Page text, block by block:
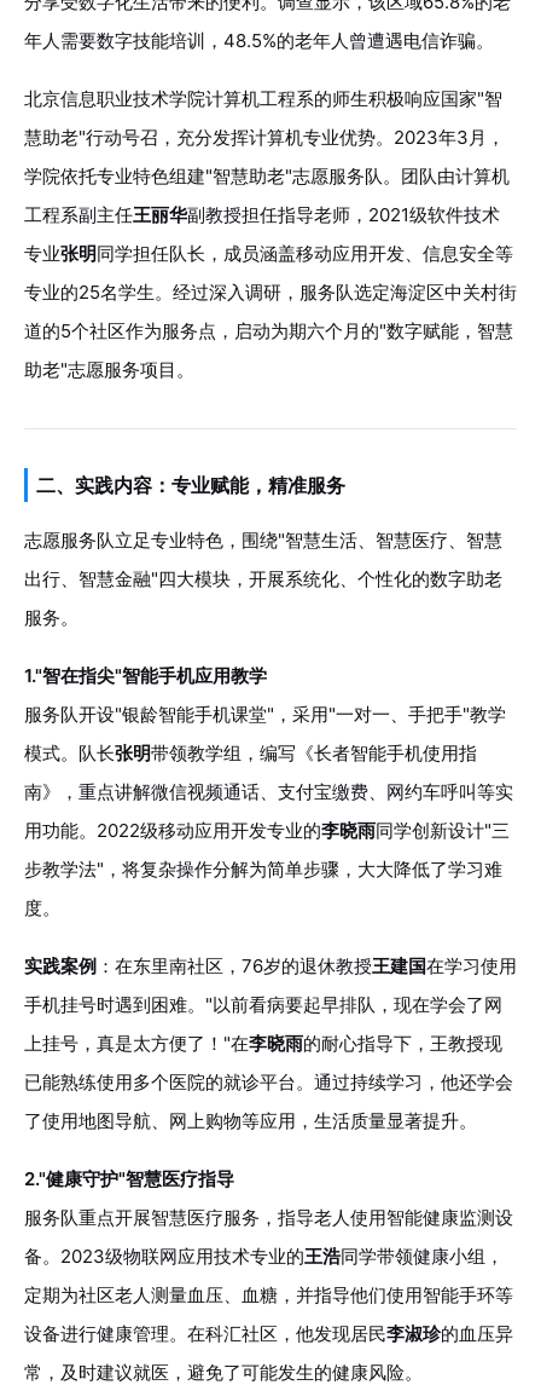
年人需要数字技能培训，48.5%的老年人曾遭遇电信诈骗。
北京信息职业技术学院计算机工程系的师生积极响应国家"智
慧助老"行动号召，充分发挥计算机专业优势。2023年3月，
学院依托专业特色组建"智慧助老"志愿服务队。团队由计算机
工程系副主任王丽华副教授担任指导老师，2021级软件技术
专业张明同学担任队长，成员涵盖移动应用开发、信息安全等
专业的25名学生。经过深入调研，服务队选定海淀区中关村街
道的5个社区作为服务点，启动为期六个月的"数字赋能，智慧
助老"志愿服务项目。
二、实践内容：专业赋能，精准服务
志愿服务队立足专业特色，围绕"智慧生活、智慧医疗、智慧
出行、智慧金融"四大模块，开展系统化、个性化的数字助老
服务。
1."智在指尖"智能手机应用教学
服务队开设"银龄智能手机课堂"，采用"一对一、手把手"教学
模式。队长张明带领教学组，编写《长者智能手机使用指
南》，重点讲解微信视频通话、支付宝缴费、网约车呼叫等实
用功能。2022级移动应用开发专业的李晓雨同学创新设计"三
步教学法"，将复杂操作分解为简单步骤，大大降低了学习难
度。
实践案例 ：在东里南社区，76岁的退休教授王建国在学习使用
手机挂号时遇到困难。"以前看病要起早排队，现在学会了网
上挂号，真是太方便了！"在李晓雨的耐心指导下，王教授现
已能熟练使用多个医院的就诊平台。通过持续学习，他还学会
了使用地图导航、网上购物等应用，生活质量显著提升。
2."健康守护"智慧医疗指导
服务队重点开展智慧医疗服务，指导老人使用智能健康监测设
备。2023级物联网应用技术专业的王浩同学带领健康小组，
定期为社区老人测量血压、血糖，并指导他们使用智能手环等
设备进行健康管理。在科汇社区，他发现居民李淑珍的血压异
常，及时建议就医，避免了可能发生的健康风险。